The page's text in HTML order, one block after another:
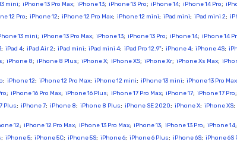
mini; iPhone 13 Pro Max; iPhone 13; iPhone 13 Pro; iPhone 14; iPhone 14 Pro;
12 Pro; iPhone 12; iPhone 12 Pro Max; iPhone 12 mini; iPad mini; iPad mini 2;
13 mini; iPhone 13 Pro Max; iPhone 13; iPhone 13 Pro; iPhone 14; iPhone 14
; iPad 4; iPad Air 2; iPad mini; iPad mini 4; iPad Pro 12.9"; iPhone 4; iPhone 4S;
; iPhone 8; iPhone 8 Plus; iPhone X; iPhone XS; iPhone Xr; iPhone Xs Max;
; iPhone 12; iPhone 12 Pro Max; iPhone 12 mini; iPhone 13 mini; iPhone 13 Pro Max
; iPhone 16 Pro Max; iPhone 16 Plus; iPhone 17 Pro Max; iPhone 17; iPhone 17 Pro;
Plus; iPhone 7; iPhone 8; iPhone 8 Plus; iPhone SE 2020; iPhone X; iPhone XS;
12; iPhone 12 Pro Max; iPhone 13 Pro Max; iPhone 13; iPhone 13 Pro; iPhone 14;
; iPhone 5; iPhone 5C; iPhone 5S; iPhone 6; iPhone 6 Plus; iPhone 6S; iPhone 6S